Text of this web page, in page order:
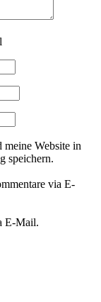
Website in
speichern.
via E-
E-Mail.